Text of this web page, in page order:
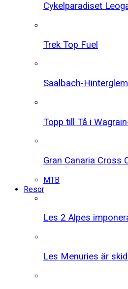
Cykelparadiset
Trek Top Fuel
Saalbach-
Topp till Tå i
Gran Canaria Cross
MTB
Resor
Les 2 Alpes
Les Menuries är